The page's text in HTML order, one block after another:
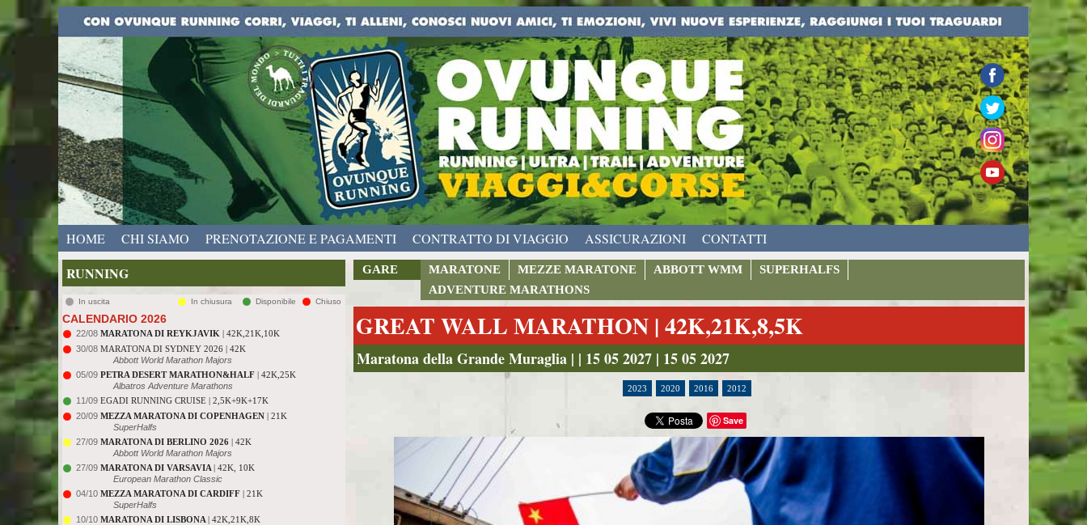
HOME CHI SIAMO PRENOTAZIONE E PAGAMENTI CONTRATTO DI VIAGGIO ASSICURAZIONI CONTATTI
RUNNING
In uscita In chiusura Disponibile Chiuso
CALENDARIO 2026
22/08 MARATONA DI REYKJAVIK | 42K,21K,10K
30/08 MARATONA DI SYDNEY 2026 | 42K
Abbott World Marathon Majors
05/09 PETRA DESERT MARATHON&HALF | 42K,25K
Albatros Adventure Marathons
11/09 EGADI RUNNING CRUISE | 2,5K+9K+17K
20/09 MEZZA MARATONA DI COPENHAGEN | 21K
SuperHalfs
27/09 MARATONA DI BERLINO 2026 | 42K
Abbott World Marathon Majors
27/09 MARATONA DI VARSAVIA | 42K, 10K
European Marathon Classic
04/10 MEZZA MARATONA DI CARDIFF | 21K
SuperHalfs
10/10 MARATONA DI LISBONA | 42K,21K,8K
GARE MARATONE MEZZE MARATONE ABBOTT WMM
SUPERHALFS
ADVENTURE MARATHONS
GREAT WALL MARATHON | 42K,21K,8,5K
Maratona della Grande Muraglia | | 15 05 2027 | 15 05 2027
2023 2020 2016 2012
Save